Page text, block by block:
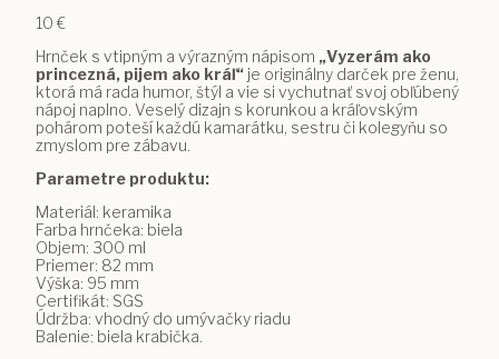
10 €
Hrnček s vtipným a výrazným nápisom „Vyzerám ako
princezná, pijem ako kráľ“ je originálny darček pre ženu,
ktorá má rada humor, štýl a vie si vychutnať svoj obľúbený
nápoj naplno. Veselý dizajn s korunkou a kráľovským
pohárom poteší každú kamarátku, sestru či kolegyňu so
zmyslom pre zábavu.
Parametre produktu:
Materiál: keramika
Farba hrnčeka: biela
Objem: 300 ml
Priemer: 82 mm
Výška: 95 mm
Certifikát: SGS
Údržba: vhodný do umývačky riadu
Balenie: biela krabička.